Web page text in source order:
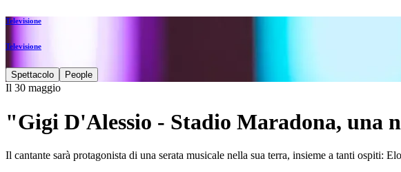
Televisione
Televisione
Spettacolo People
Il 30 maggio
"Gigi D'Alessio - Stadio Maradona, una
Il cantante sarà protagonista di una serata musicale nella sua terra, insieme a tanti